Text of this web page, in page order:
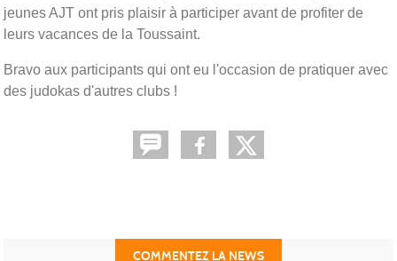
jeunes AJT ont pris plaisir à participer avant de profiter de
leurs vacances de la Toussaint.
Bravo aux participants qui ont eu l'occasion de pratiquer avec
des judokas d'autres clubs !
COMMENTEZ LA NEWS